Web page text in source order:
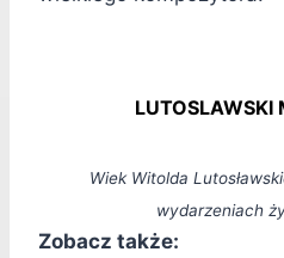
LUTOSLAWSKI
Wiek Witolda
wydarzeniach
Zobacz także: